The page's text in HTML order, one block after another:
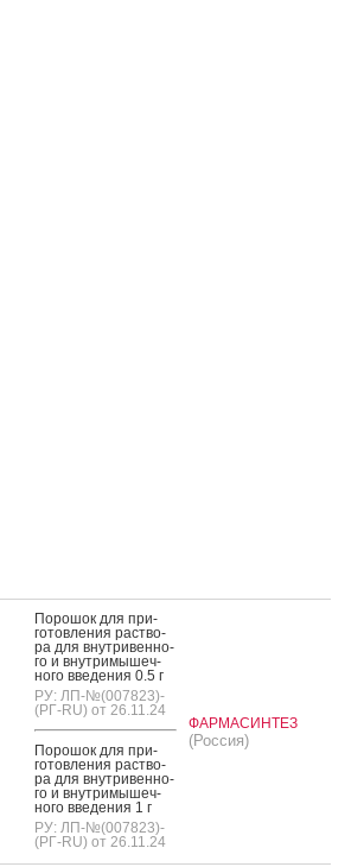
По­рошок для при­
готов­ле­ния рас­тво­
ра для внут­ри­вен­но­
го и внут­ри­мышеч­
но­го вве­дения 0.5 г
РУ: ЛП-№(007823)-
(РГ-RU) от 26.11.24
По­рошок для при­
готов­ле­ния рас­тво­
ра для внут­ри­вен­но­
го и внут­ри­мышеч­
но­го вве­дения 1 г
РУ: ЛП-№(007823)-
(РГ-RU) от 26.11.24
ФАРМАСИНТЕЗ
(Россия)